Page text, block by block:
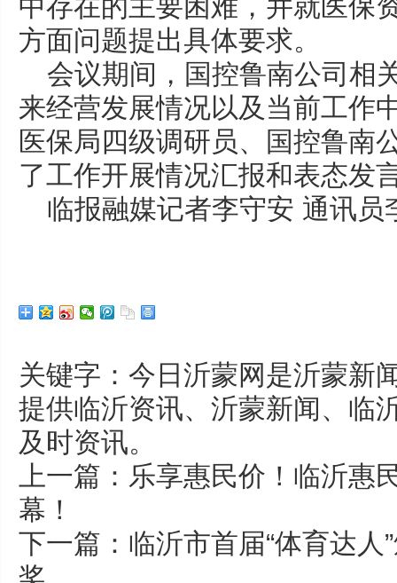
中存在的主要困难，并就医保
方面问题提出具体要求。
会议期间，国控鲁南公司相
来经营发展情况以及当前工作
医保局四级调研员、国控鲁南
了工作开展情况汇报和表态发
临报融媒记者李守安 通讯员
关键字：今日沂蒙网是沂蒙新
提供临沂资讯、沂蒙新闻、临
及时资讯。
上一篇： 乐享惠民价！临沂惠
幕！
下一篇： 临沂市首届“体育达人